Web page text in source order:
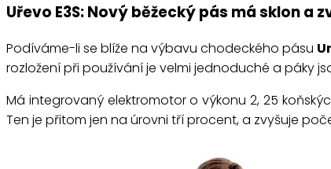
Uřevo E3S: Nový běžecký pás má sklon a
Podíváme-li se blíže na výbavu chodeckého pásu
rozložení při používání je velmi jednoduché a páky
Má integrovaný elektromotor o výkonu 2, 25
Ten je přitom jen na úrovni tří procent, a zvyšuje